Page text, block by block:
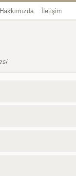
Hakkımızda İletişim